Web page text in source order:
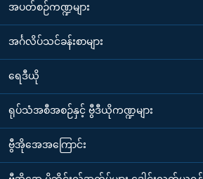
အပတ်စဉ်ကဏ္ဍများ
အင်္ဂလိပ်သင်ခန်းစာများ
ရေဒီယို
ရုပ်သံအစီအစဉ်နှင့် ဗွီဒီယိုကဏ္ဍများ
ဗွီအိုအေအကြောင်း